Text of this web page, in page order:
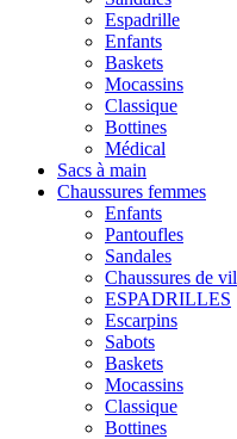
Espadrille
Enfants
Baskets
Mocassins
Classique
Bottines
Médical
Sacs à main
Chaussures femmes
Enfants
Pantoufles
Sandales
Chaussures de
ESPADRILLES
Escarpins
Sabots
Baskets
Mocassins
Classique
Bottines